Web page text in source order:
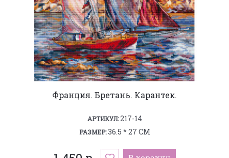
Франция. Бретань. Карантек.
АРТИКУЛ:217-14
РАЗМЕР:36.5 * 27 СМ